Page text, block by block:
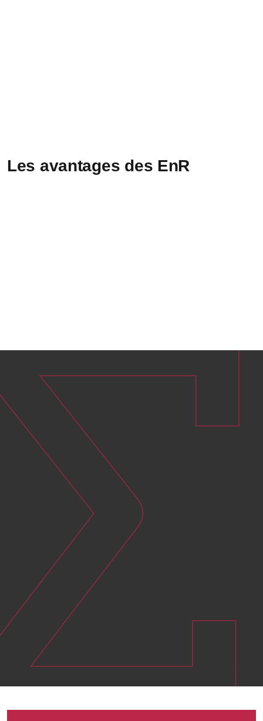
Les avantages des EnR
Interlocuteur unique
Un interlocuteur unique pour vous accompagner sur
tous vos projets EnR : photovoltaïque, biomasse,
géothermie, etc.
Projet sur-mesure